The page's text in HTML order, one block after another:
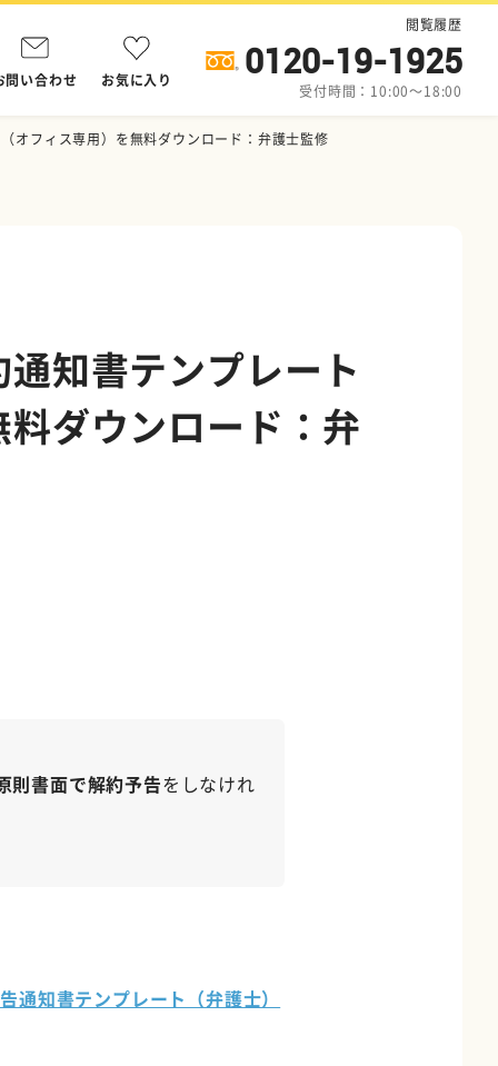
問い合わせ お気に入り
閲覧履歴
0120-19-1925
受付時間：10:00～18:00
オフィス専用）を無料ダウンロード：弁護士監修
知書テンプレート
ダウンロード：弁
則書面で解約予告をしなけれ
通知書テンプレート（弁護士）